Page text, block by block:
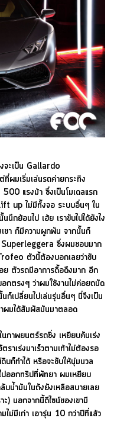
จะเป็น Gallardo
ผมเริ่มเล่นรถค่ายกระทิง
แรงม้า ซึ่งเป็นโมเดลแรก
up ไม่มีทั้งจอ ระบบอื่นๆ ใน
กย้อนไป เฮ้ย เราขับไปได้ยังไง
ขา ก็มีความผูกพัน จากนั้นก็
ซึ่งผมชอบมาก
ตัวนี้ต้องบอกเลยว่าขับ
ย ตัวรถมีอาการดื้อดึงมาก อีก
กตรงๆ ว่าผมใช้งานไม่ค่อยถนัด
เปลี่ยนไปเล่นรุ่นอื่นๆ นี่จึงเป็น
ผมได้สัมผัสมันมาตลอด
าพยนตร์รถซิ่ง เหยียบคันเร่ง
าเร่งมาเร็วตามเท้าไม่ต้องรอ
บก็ทำได้ หรือจะขับให้นุ่มนวล
ปออกทริปที่พัทยา ผมเหยียบ
ลับน้ำมันในถังยังเหลือสบายเลย
ะ) นอกจากนี้ดีไซน์ของเขามี
ไม่มีเก่า เอารุ่น 10 กว่าปีที่แล้ว